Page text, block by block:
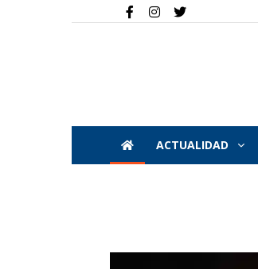
ACTUALIDAD